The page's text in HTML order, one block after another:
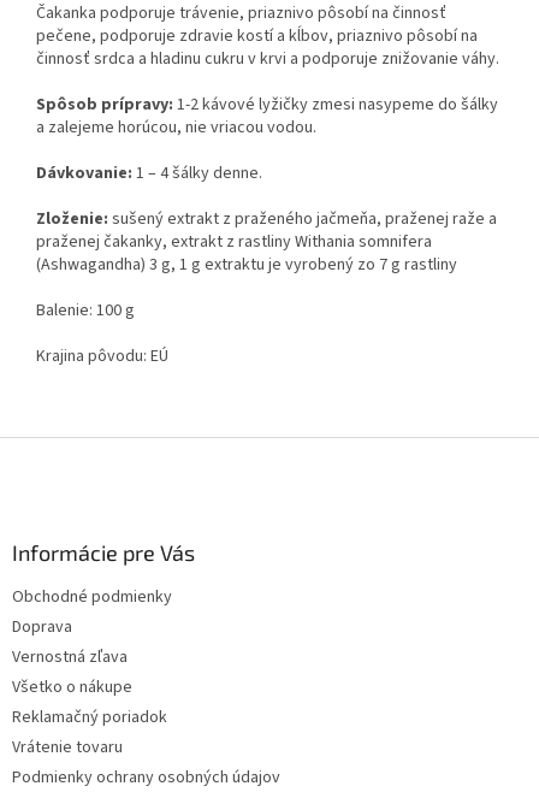
Čakanka podporuje trávenie, priaznivo pôsobí na činnosť
pečene, podporuje zdravie kostí a kĺbov, priaznivo pôsobí na
činnosť srdca a hladinu cukru v krvi a podporuje znižovanie váhy.
Spôsob prípravy: 1-2 kávové lyžičky zmesi nasypeme do šálky
a zalejeme horúcou, nie vriacou vodou.
Dávkovanie: 1 – 4 šálky denne.
Zloženie: sušený extrakt z praženého jačmeňa, praženej raže a
praženej čakanky, extrakt z rastliny Withania somnifera
(Ashwagandha) 3 g, 1 g extraktu je vyrobený zo 7 g rastliny
Balenie: 100 g
Krajina pôvodu: EÚ
Informácie pre Vás
Obchodné podmienky
Doprava
Vernostná zľava
Všetko o nákupe
Reklamačný poriadok
Vrátenie tovaru
Podmienky ochrany osobných údajov